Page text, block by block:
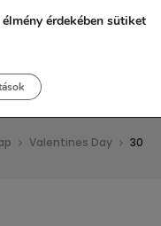
Ft fölött!
Valentines Day 30
érdekében sütiket